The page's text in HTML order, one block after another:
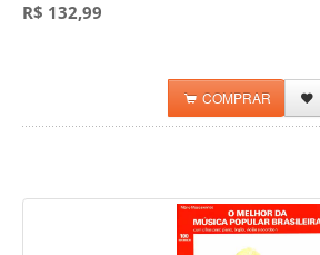
R$ 132,99
COMPRAR